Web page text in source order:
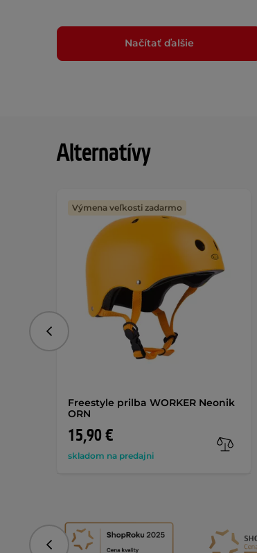
Alternatívy
Freestyle prilba WORKER Neonik
ORN
15,90 €
skladom na predajni
Výmena veľkosti zadarmo
Predchádzajúce
Načítať ďalšie
Predchádzajúce